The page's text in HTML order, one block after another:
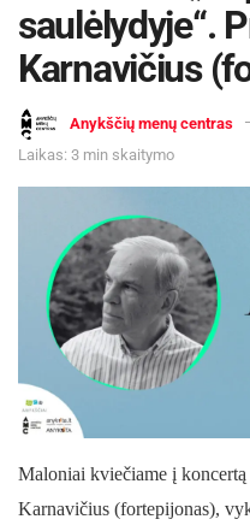
saulėlydyje“.
Karnavičius
Anykščių menų centras
Laikas: 3 min skaitymo
Maloniai kviečiame į
Karnavičius (fortepijonas),